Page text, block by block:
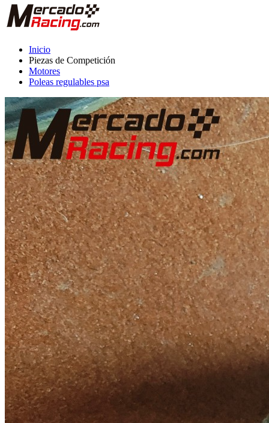
Piezas de Competición
Motores
Poleas regulables psa